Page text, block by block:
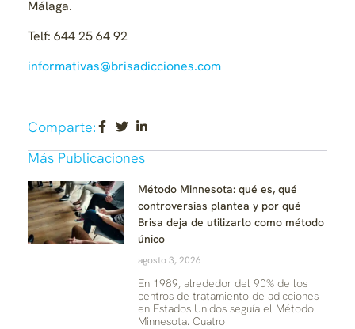
Málaga.
Telf: 644 25 64 92
informativas@brisadicciones.com
Comparte:
Más Publicaciones
Método Minnesota: qué es, qué
controversias plantea y por qué
Brisa deja de utilizarlo como método
único
agosto 3, 2026
En 1989, alrededor del 90% de los
centros de tratamiento de adicciones
en Estados Unidos seguía el Método
Minnesota. Cuatro